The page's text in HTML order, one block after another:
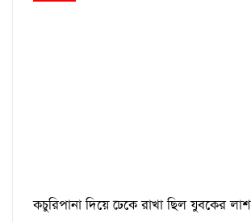
কচুরিপানা দিয়ে ঢেকে রাখা ছিল যুবকের লাশ